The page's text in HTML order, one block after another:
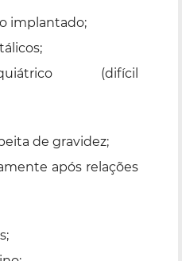
implantado;
(difícil
de gravidez;
após relações